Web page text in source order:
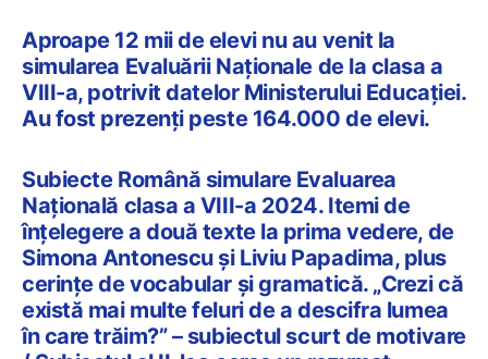
Aproape 12 mii de elevi nu au venit la
simularea Evaluării Naționale de la clasa a
VIII-a, potrivit datelor Ministerului Educației.
Au fost prezenți peste 164.000 de elevi.
Subiecte Română simulare Evaluarea
Națională clasa a VIII-a 2024. Itemi de
înțelegere a două texte la prima vedere, de
Simona Antonescu și Liviu Papadima, plus
cerințe de vocabular și gramatică. „Crezi că
există mai multe feluri de a descifra lumea
în care trăim?” – subiectul scurt de motivare